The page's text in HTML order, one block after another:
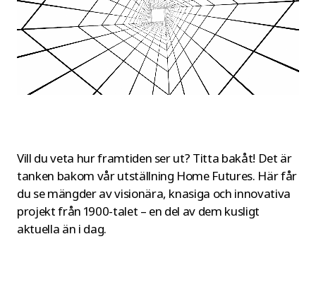
Vill du veta hur framtiden ser ut? Titta bakåt! Det är
tanken bakom vår utställning Home Futures. Här får
du se mängder av visionära, knasiga och innovativa
projekt från 1900-talet – en del av dem kusligt
aktuella än i dag.